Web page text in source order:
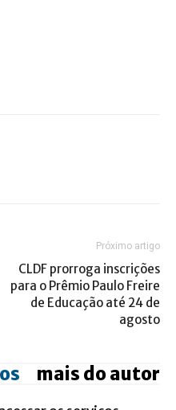
Próximo artigo
CLDF prorroga inscrições
para o Prêmio Paulo Freire
de Educação até 24 de
agosto
mais do autor